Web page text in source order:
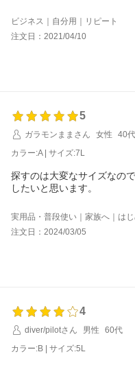
他社品では襟幅が狭いもの
伸縮性があり生地も柔らか
です。
今回の長袖はサイズが大き
ビジネス｜自分用｜リピート
注文日：2021/04/10
5
ガラモンままさん
女性
40代
カラー:A | サイズ:7L
探すのは大変なサイズなの
したいと思います。
実用品・普段使い｜家族へ｜は
注文日：2024/03/05
4
diver/pilotさん
男性
60代
カラー:B | サイズ:5L